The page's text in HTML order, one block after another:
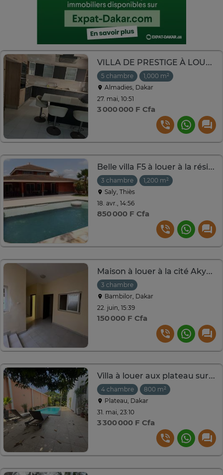
VILLA DE PRESTIGE À LOUER – Almadies
5 chambre
1,000 m²
Almadies, Dakar
27. mai, 10:51
3 000 000 F Cfa
Belle villa F5 à louer à la résidence Kalahari (Saly)
3 chambre
1,200 m²
Saly, Thiès
18. avr., 14:56
850 000 F Cfa
Maison à louer à la cité Akys Bambilor
3 chambre
Bambilor, Dakar
22. juin, 15:39
150 000 F Cfa
Villa à louer aux plateau sur la corniche
4 chambre
800 m²
Plateau, Dakar
31. mai, 23:10
3 300 000 F Cfa